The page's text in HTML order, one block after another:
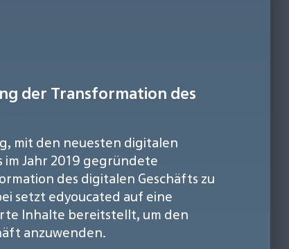
der Transformation des
mit den neuesten digitalen
Jahr 2019 gegründete
des digitalen Geschäfts zu
setzt edyoucated auf eine
Inhalte bereitstellt, um den
anzuwenden.